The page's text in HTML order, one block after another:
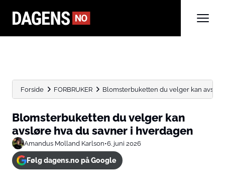
Forside FORBRUKER Blomsterbuketten du velger kan
Blomsterbuketten du velger kan
avsløre hva du savner i hverdagen
Amandus Molland Karlson•6. juni 2026
Følg dagens.no på Google